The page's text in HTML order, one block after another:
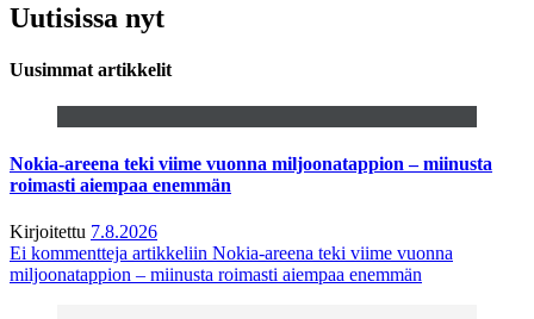
Uutisissa nyt
Uusimmat artikkelit
Nokia-areena teki viime vuonna miljoonatappion – miinusta
roimasti aiempaa enemmän
Kirjoitettu 7.8.2026
Ei kommentteja artikkeliin Nokia-areena teki viime vuonna
miljoonatappion – miinusta roimasti aiempaa enemmän